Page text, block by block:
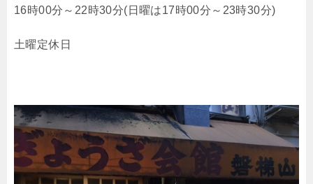
16時00分～22時30分(日曜は17時00分～23時30分)
土曜定休日